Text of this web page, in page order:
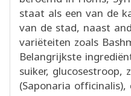
staat als een van de
van de stad, naast
variëteiten zoals
Belangrijkste
suiker,
(Saponaria officinalis),